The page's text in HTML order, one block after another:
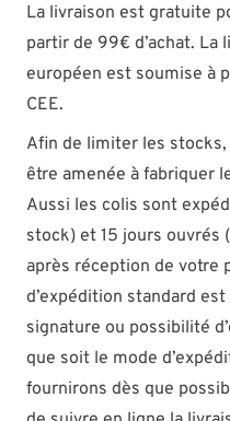
La livraison est gratuite
partir de 99€ d’achat. La
européen est soumise à
CEE.
Afin de limiter les
être amenée à fabriquer
Aussi les colis sont
stock) et 15 jours ouvrés
après réception de votre
d’expédition standard
signature ou possibilité
que soit le mode
fournirons dès que